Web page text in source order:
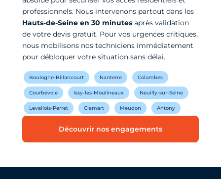
professionnels. Nous intervenons partout dans les
Hauts-de-Seine en 30 minutesaprès validation
de votre devis gratuit. Pour vos urgences critiques,
nous mobilisons nos techniciens immédiatement
pour débloquer votre situation sans délai.
Boulogne-Billancourt Nanterre Colombes
Courbevoie Issy-les-Moulineaux Neuilly-sur-Seine
Levallois-Perret Clamart Meudon Antony
Découvrir nos engagements